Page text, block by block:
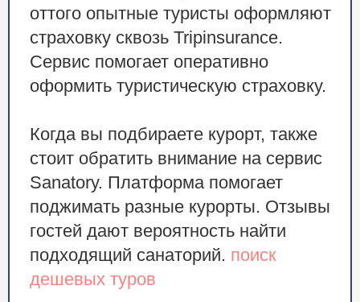
оттого опытные туристы оформляют
страховку сквозь Tripinsurance.
Сервис помогает оперативно
оформить туристическую страховку.
Когда вы подбираете курорт, также
стоит обратить внимание на сервис
Sanatory. Платформа помогает
поджимать разные курорты. Отзывы
гостей дают вероятность найти
подходящий санаторий. поиск
дешевых туров